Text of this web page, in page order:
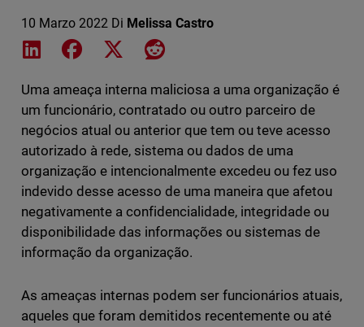
10 Marzo 2022 Di Melissa Castro
Share on LinkedIn
Share on Facebook
Share on XShare on Reddit
Uma ameaça interna maliciosa a uma organização é
um funcionário, contratado ou outro parceiro de
negócios atual ou anterior que tem ou teve acesso
autorizado à rede, sistema ou dados de uma
organização e intencionalmente excedeu ou fez uso
indevido desse acesso de uma maneira que afetou
negativamente a confidencialidade, integridade ou
disponibilidade das informações ou sistemas de
informação da organização.
As ameaças internas podem ser funcionários atuais,
aqueles que foram demitidos recentemente ou até